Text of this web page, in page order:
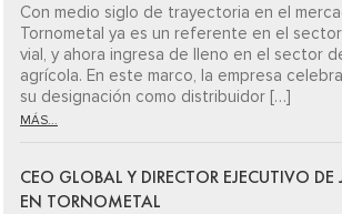
Con medio siglo de trayectoria en el
Tornometal ya es un referente en el
vial, y ahora ingresa de lleno en el sector
agrícola. En este marco, la empresa
su designación como distribuidor […]
MÁS...
CEO GLOBAL Y DIRECTOR EJECUTIVO DE
EN TORNOMETAL